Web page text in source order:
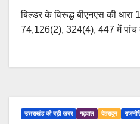
बिल्डर के विरूद्ध बीएनएस की
74,126(2), 324(4), 447 में
उत्तराखंड की बड़ी खबर गढ़वाल देहरादून